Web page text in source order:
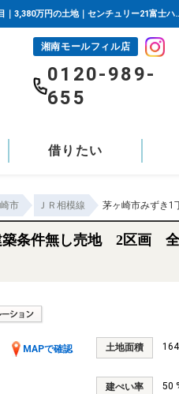
茅ヶ崎市みずき1丁目 建築条件無し売地 2区画
湘南モールフィル店
0120-989-
655
借りたい
市 ＪＲ相模線 茅ヶ崎市みずき
築条件無し売地 2区画 全
MAPで確認 土地面積
建ぺい率 50